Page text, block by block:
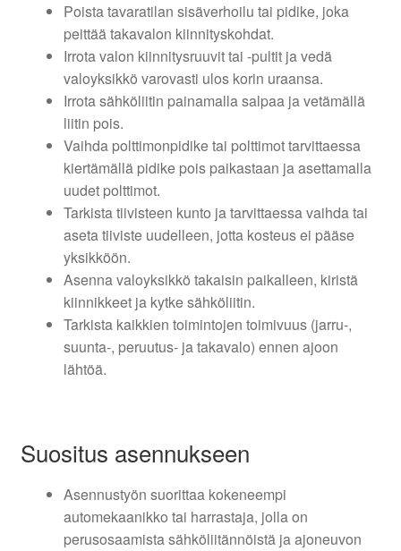
Poista tavaratilan sisäverhoilu tai pidike, joka
peittää takavalon kiinnityskohdat.
Irrota valon kiinnitysruuvit tai -pultit ja vedä
valoyksikkö varovasti ulos korin uraansa.
Irrota sähköliitin painamalla salpaa ja vetämällä
liitin pois.
Vaihda polttimonpidike tai polttimot tarvittaessa
kiertämällä pidike pois paikastaan ja asettamalla
uudet polttimot.
Tarkista tiivisteen kunto ja tarvittaessa vaihda tai
aseta tiiviste uudelleen, jotta kosteus ei pääse
yksikköön.
Asenna valoyksikkö takaisin paikalleen, kiristä
kiinnikkeet ja kytke sähköliitin.
Tarkista kaikkien toimintojen toimivuus (jarru-,
suunta-, peruutus- ja takavalo) ennen ajoon
lähtöä.
Suositus asennukseen
Asennustyön suorittaa kokeneempi
automekaanikko tai harrastaja, jolla on
perusosaamista sähköliitännöistä ja ajoneuvon